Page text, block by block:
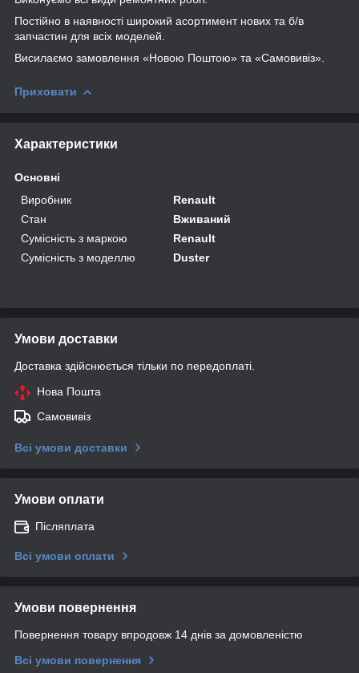
Постійно в наявності широкий асортимент нових та б/в
запчастин для всіх моделей.
Висилаємо замовлення «Новою Поштою» та «Самовивіз».
Приховати
Характеристики
Основні
Виробник
Renault
Стан
Вживаний
Сумісність з маркою
Renault
Сумісність з моделлю
Duster
Умови доставки
Доставка здійснюється тільки по передоплаті.
Нова Пошта
Самовивіз
Всі умови доставки
Умови оплати
Післяплата
Всі умови оплати
Умови повернення
Повернення товару впродовж 14 днів за домовленістю
Всі умови повернення